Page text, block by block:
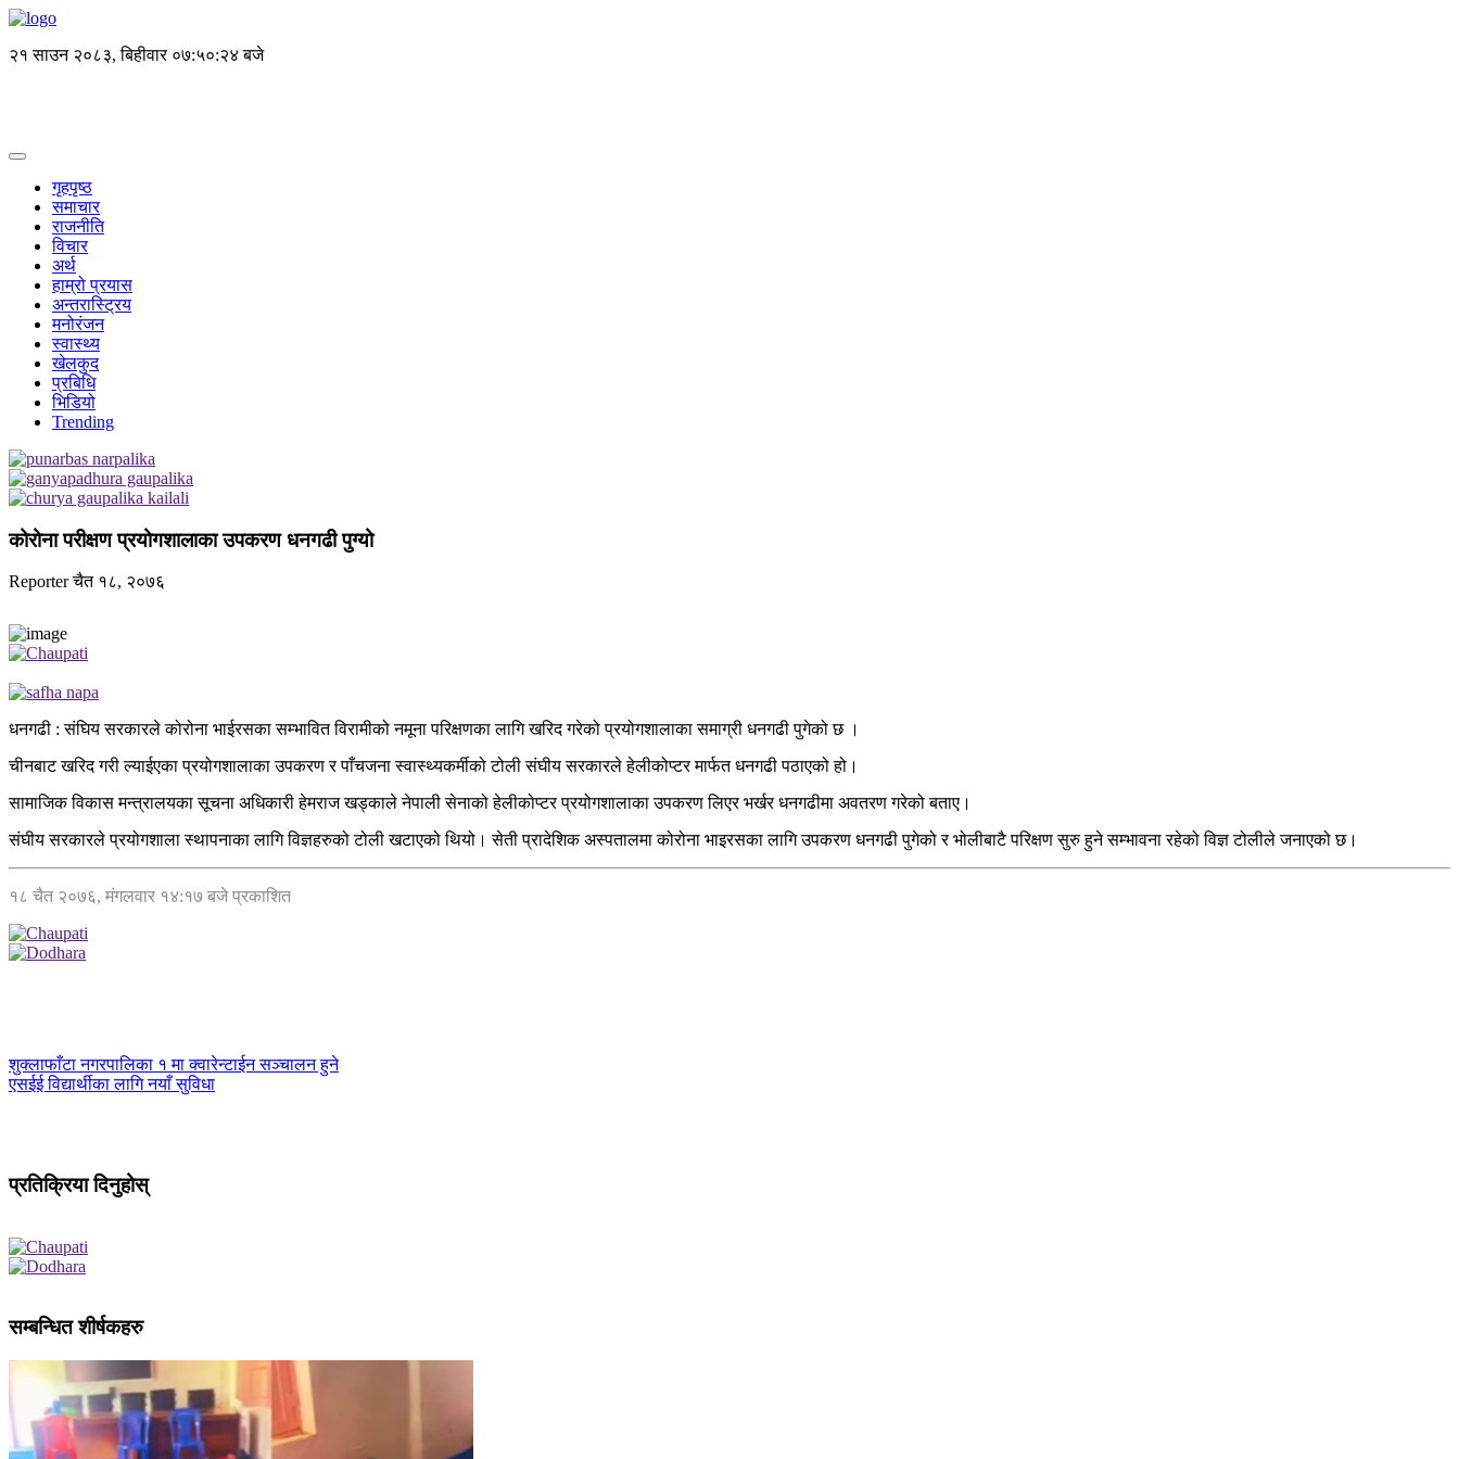
२१ साउन २०८३, बिहीवार ०७:५०:२५ बजे
गृहपृष्ठ
समाचार
राजनीति
विचार
अर्थ
हाम्रो प्रयास
अन्तरास्ट्रिय
मनोरंजन
स्वास्थ्य
खेलकुद
प्रबिधि
भिडियो
Trending
कोरोना परीक्षण प्रयोगशालाका उपकरण धनगढी पुग्यो
Reporterचैत १८, २०७६
धनगढी : संघिय सरकारले कोरोना भाईरसका सम्भावित विरामीको नमूना परिक्षणका लागि खरिद गरेको प्रयोगशालाका समाग्री धनगढी पुगेको छ ।
चीनबाट खरिद गरी ल्याईएका प्रयोगशालाका उपकरण र पाँचजना स्वास्थ्यकर्मीको टोली संघीय सरकारले हेलीकोप्टर मार्फत धनगढी पठाएको हो।
सामाजिक विकास मन्त्रालयका सूचना अधिकारी हेमराज खड्काले नेपाली सेनाको हेलीकोप्टर प्रयोगशालाका उपकरण लिएर भर्खर धनगढीमा अवतरण गरेको बताए।
संघीय सरकारले प्रयोगशाला स्थापनाका लागि विज्ञहरुको टोली खटाएको थियो। सेती प्रादेशिक अस्पतालमा कोरोना भाइरसका लागि उपकरण धनगढी पुगेको र भोलीबाटै परिक्षण सुरु हुने सम्भावना रहेको विज्ञ टोलीले जनाएको छ।
१८ चैत २०७६, मंगलवार १४:१७ बजे प्रकाशित
शुक्लाफाँटा नगरपालिका १ मा क्वारेन्टाईन सञ्चालन हुने
एसईई विद्यार्थीका लागि नयाँ सुविधा
प्रतिक्रिया दिनुहोस्
सम्बन्धित शीर्षकहरु